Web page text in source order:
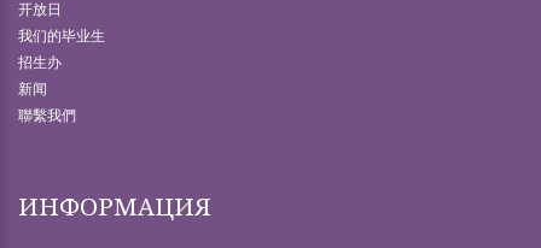
开放日
我们的毕业生
招生办
新闻
聯繫我們
ИНФОРМАЦИЯ